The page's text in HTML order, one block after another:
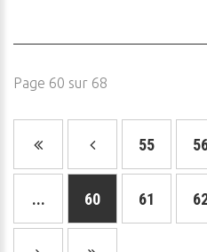
Page 60 sur 68
55
... 60 61